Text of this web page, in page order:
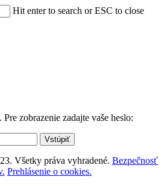
Hit enter to search or ESC to close
zobrazenie zadajte vaše heslo:
Všetky práva vyhradené. Bezpečnosť
Prehlásenie o cookies.